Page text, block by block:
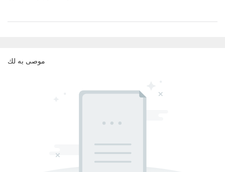
موصى به لك